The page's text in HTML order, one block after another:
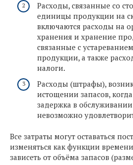
Расходы, связанные со
единицы продукции на
включаются расходы на
хранения и хранение
связанные с
продукции, а также
налоги.
Расходы (штрафы),
истощении запасов,
задержка в
невозможно
Все затраты могут оставаться
изменяться как функции
зависеть от объёма запасов